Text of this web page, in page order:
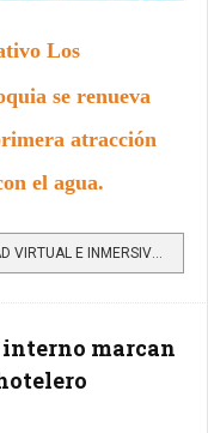
Los
se renueva
atracción
el agua.
LEER MÁS…AQUAVERSO LLEVA LA REALIDAD VIRTUAL E INMERSIVA A LAS PISCINAS DE LOS TAMARINDOS
interno marcan